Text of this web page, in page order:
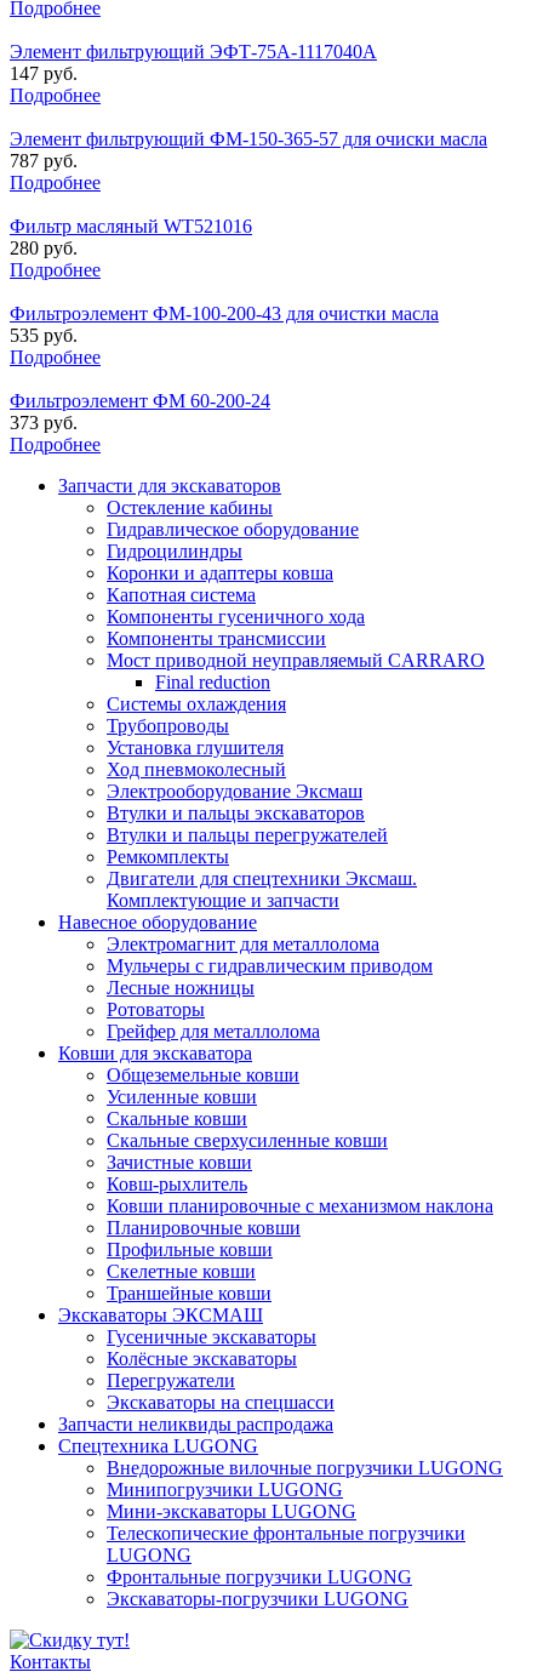
Подробнее
Элемент фильтрующий ЭФТ-75А-1117040А
147 руб.
Подробнее
Элемент фильтрующий ФМ-150-365-57 для очиски масла
787 руб.
Подробнее
Фильтр масляный WT521016
280 руб.
Подробнее
Фильтроэлемент ФМ-100-200-43 для очистки масла
535 руб.
Подробнее
Фильтроэлемент ФМ 60-200-24
373 руб.
Подробнее
Запчасти для экскаваторов
Остекление кабины
Гидравлическое оборудование
Гидроцилиндры
Коронки и адаптеры ковша
Капотная система
Компоненты гусеничного хода
Компоненты трансмиссии
Мост приводной неуправляемый CARRARO
Final reduction
Системы охлаждения
Трубопроводы
Установка глушителя
Ход пневмоколесный
Электрооборудование Эксмаш
Втулки и пальцы экскаваторов
Втулки и пальцы перегружателей
Ремкомплекты
Двигатели для спецтехники Эксмаш.
Комплектующие и запчасти
Навесное оборудование
Электромагнит для металлолома
Мульчеры с гидравлическим приводом
Лесные ножницы
Ротоваторы
Грейфер для металлолома
Ковши для экскаватора
Общеземельные ковши
Усиленные ковши
Скальные ковши
Скальные сверхусиленные ковши
Зачистные ковши
Ковш-рыхлитель
Ковши планировочные с механизмом наклона
Планировочные ковши
Профильные ковши
Скелетные ковши
Траншейные ковши
Экскаваторы ЭКСМАШ
Гусеничные экскаваторы
Колёсные экскаваторы
Перегружатели
Экскаваторы на спецшасси
Запчасти неликвиды распродажа
Спецтехника LUGONG
Внедорожные вилочные погрузчики LUGONG
Минипогрузчики LUGONG
Мини-экскаваторы LUGONG
Телескопические фронтальные погрузчики
LUGONG
Фронтальные погрузчики LUGONG
Экскаваторы-погрузчики LUGONG
Контакты